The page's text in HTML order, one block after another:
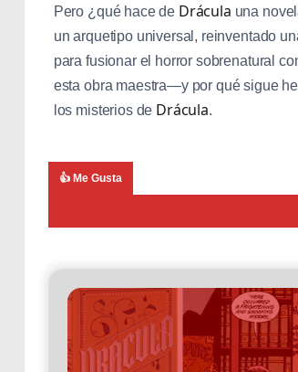
Pero ¿qué hace de Drácula una
un arquetipo universal, reinventado
para fusionar el horror sobrenatural
esta obra maestra—y por qué sigue
los misterios de Drácula.
👍 Me Gusta